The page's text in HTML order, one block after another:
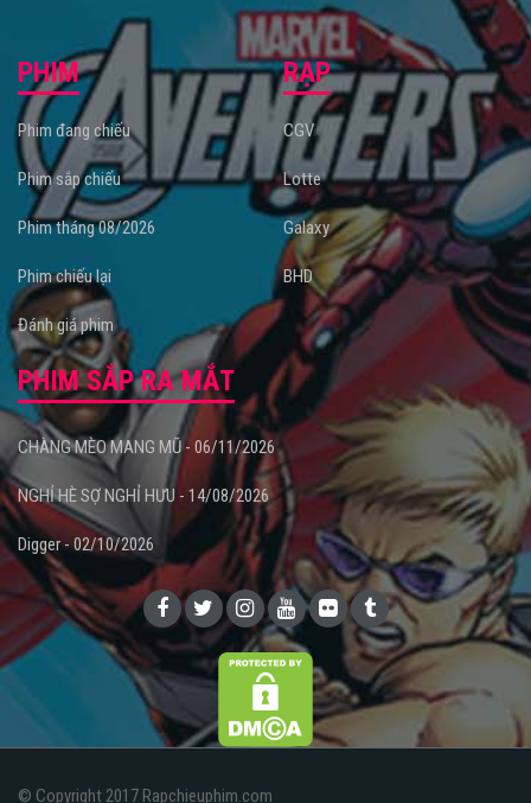
PHIM
Phim đang chiếu
Phim sắp chiếu
Phim tháng 08/2026
Phim chiếu lại
Đánh giá phim
RẠP
CGV
Lotte
Galaxy
BHD
PHIM SẮP RA MẮT
CHÀNG MÈO MANG MŨ - 06/11/2026
NGHỈ HÈ SỢ NGHỈ HƯU - 14/08/2026
Digger - 02/10/2026
© Copyright 2017 Rapchieuphim.com